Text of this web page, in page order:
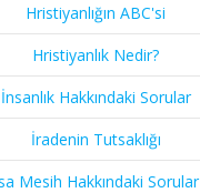
Hristiyanlığın ABC'si
Hristiyanlık Nedir?
İnsanlık Hakkındaki Sorular
İradenin Tutsaklığı​
Mesih Hakkındaki Sorular